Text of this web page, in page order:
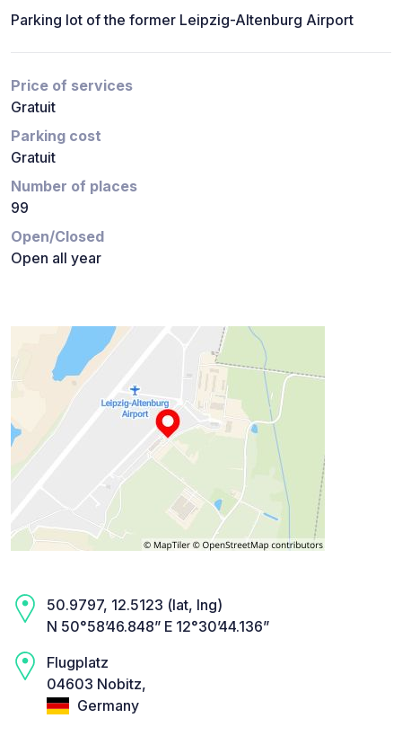
Parking lot of the former Leipzig-Altenburg Airport
Price of services
Gratuit
Parking cost
Gratuit
Number of places
99
Open/Closed
Open all year
50.9797, 12.5123 (lat, lng)
N 50°58’46.848” E 12°30’44.136”
Flugplatz
04603 Nobitz,
Germany